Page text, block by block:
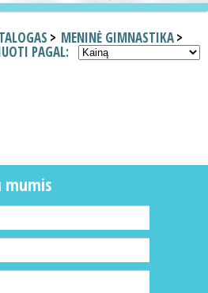
MENINĖ GIMNASTIKA
PAGAL:
mumis